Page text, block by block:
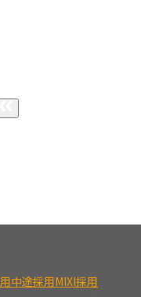
中途採用MIXI採用